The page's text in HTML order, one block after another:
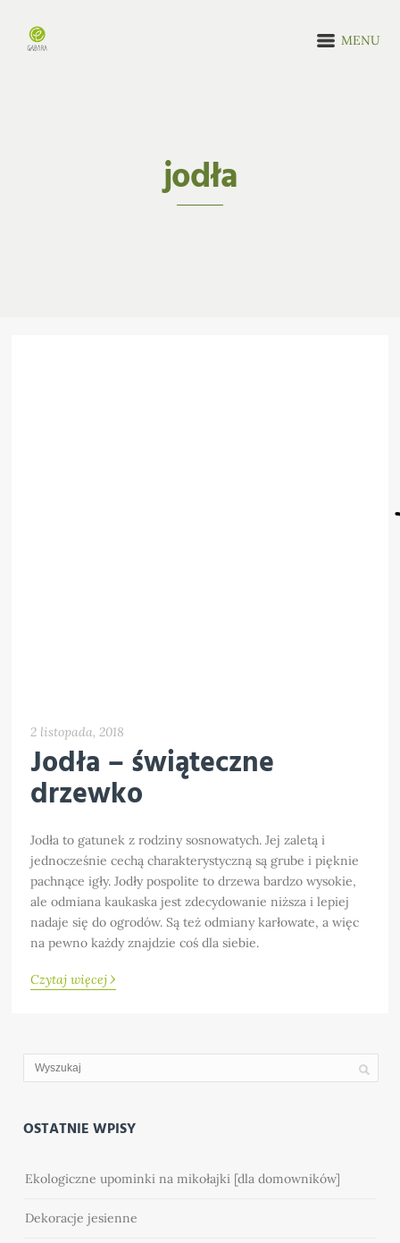
MENU
jodła
2 listopada, 2018
Jodła – świąteczne
drzewko
Jodła to gatunek z rodziny sosnowatych. Jej zaletą i
jednocześnie cechą charakterystyczną są grube i pięknie
pachnące igły. Jodły pospolite to drzewa bardzo wysokie,
ale odmiana kaukaska jest zdecydowanie niższa i lepiej
nadaje się do ogrodów. Są też odmiany karłowate, a więc
na pewno każdy znajdzie coś dla siebie.
Czytaj więcej›
OSTATNIE WPISY
Ekologiczne upominki na mikołajki [dla domowników]
Dekoracje jesienne